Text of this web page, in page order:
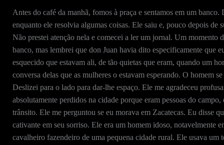
Antes do café da manhã, fomos à praça e sentamos em um
enquanto ele resolvia algumas coisas. Ele saiu e, pouco depois
Não prestei atenção nela e comecei a ler um jornal. Um momento
banco, mas lembrei que don Juan havia dito especificamente que
esquecido que estavam ali, de tão quietas que eram, quando um
conversa delas que as mulheres o estavam esperando. O homem
Deslizei para o lado para dar-lhe espaço. Ele me agradeceu
absolutamente perdidos na cidade porque eram pessoas do
trânsito. Ele me perguntou se eu morava em Zacatecas. Eu disse
cativante em seu sorriso. Ele era um homem idoso, notavelmente
cavalheiro fazendeiro de uma pequena cidade rural. Ele usava